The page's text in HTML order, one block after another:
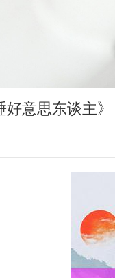
好意思东谈主